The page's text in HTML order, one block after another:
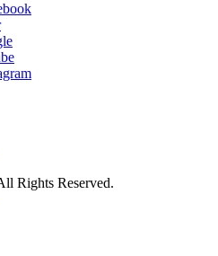
Rights Reserved.